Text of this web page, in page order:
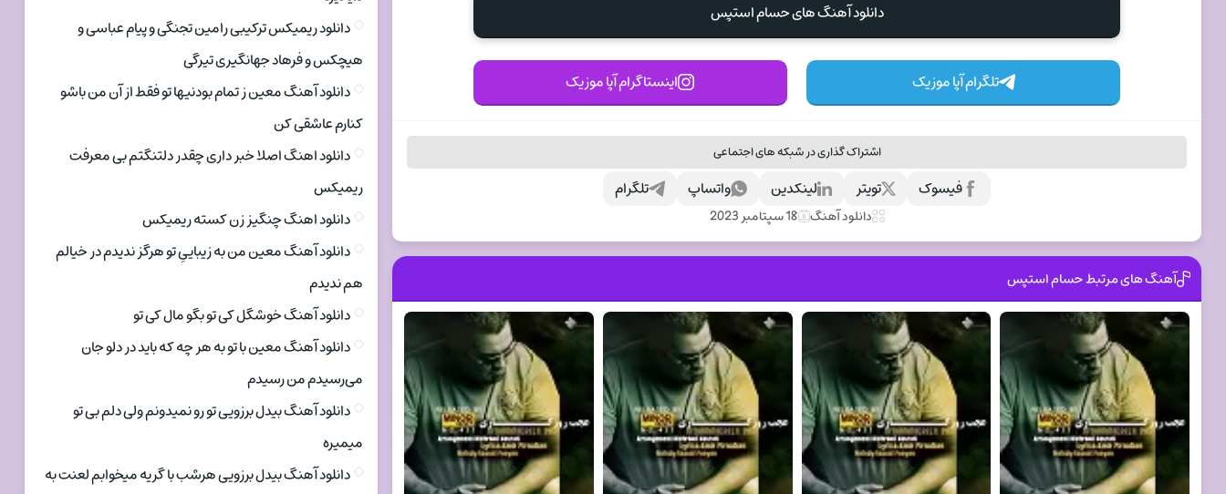
دانلود آهنگ های حسام استپس
تلگرام آپا موزیک اینستاگرام آپا موزیک
اشتراک گذاری در شبکه های اجتماعی
تلگرام واتساپ لینکدین تویتر فیسوک
دانلود آهنگ 18 سپتامبر 2023
آهنگ های مرتبط حسام استپس
دانلود ریمیکس ترکیبی رامین تجنگی و پیام عباسی و
هیچکس و فرهاد جهانگیری تیرگی
دانلود آهنگ معین ز تمام بودنیها تو فقط از آن من باشو
کنارم عاشقی کن
دانلود اهنگ اصلا خبر داری چقدر دلتنگتم بی معرفت
ریمیکس
دانلود اهنگ چنگیز زن کسته ریمیکس
دانلود آهنگ معین من به زیباییِ تو هرگز ندیدم در خیالم
هم ندیدم
دانلود آهنگ خوشگل کی تو بگو مال کی تو
دانلود آهنگ معین با تو به هر چه که باید در دلو جان
می‌رسیدم من رسیدم
دانلود آهنگ بیدل برزویی تو رو نمیدونم ولی دلم بی تو
میمیره
دانلود آهنگ بیدل برزویی هرشب با گریه میخوابم لعنت به